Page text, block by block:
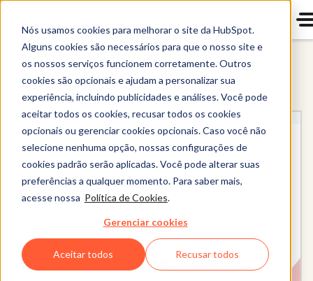
Nós usamos cookies para melhorar o site da HubSpot.
Alguns cookies são necessários para que o nosso site e
os nossos serviços funcionem corretamente. Outros
cookies são opcionais e ajudam a personalizar sua
experiência, incluindo publicidades e análises. Você pode
aceitar todos os cookies, recusar todos os cookies
opcionais ou gerenciar cookies opcionais. Caso você não
selecione nenhuma opção, nossas configurações de
cookies padrão serão aplicadas. Você pode alterar suas
preferências a qualquer momento. Para saber mais,
acesse nossa Política de Cookies.
Gerenciar cookies
Aceitar todos Recusar todos
Content Hub